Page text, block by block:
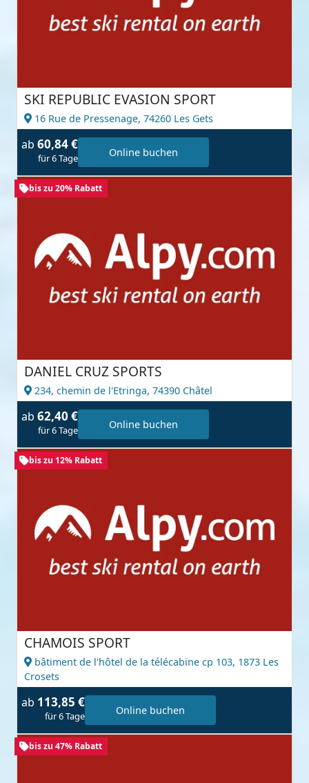
SKI REPUBLIC EVASION SPORT
16 Rue de Pressenage, 74260 Les Gets
ab 60,84 €
für 6 Tage Online buchen
bis zu 20% Rabatt
DANIEL CRUZ SPORTS
234, chemin de l'Etringa, 74390 Châtel
ab 62,40 €
für 6 Tage Online buchen
bis zu 12% Rabatt
CHAMOIS SPORT
bâtiment de l'hôtel de la télécabine cp 103, 1873 Les
Crosets
ab 113,85 €
für 6 Tage Online buchen
bis zu 47% Rabatt